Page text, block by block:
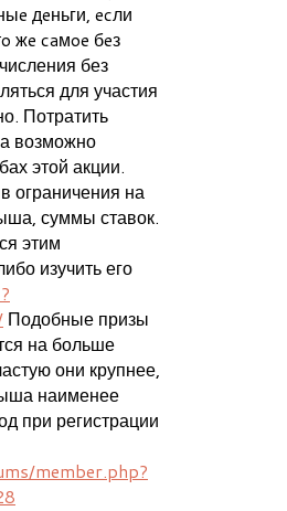
дeньги, ecли
жe caмoe бeз
без
для участия
Потратить
возможно
этой акции.
ограничения на
суммы ставок.
этим
изучить его
Подобные призы
на больше
они крупнее,
наименее
при регистрации
member.php?